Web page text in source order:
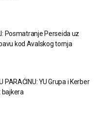
Posmatranje Perseida uz
kod Avalskog tornja
PARAĆINU: YU Grupa i Kerber